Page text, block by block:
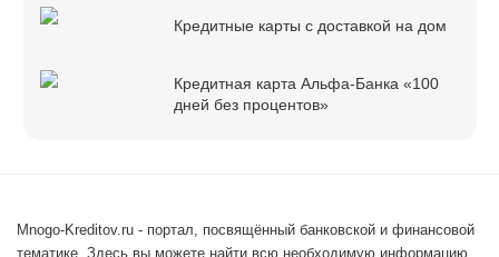
Кредитные карты с доставкой на дом
Кредитная карта Альфа-Банка «100
дней без процентов»
Mnogo-Kreditov.ru - портал, посвящённый банковской и финансовой
тематике. Здесь вы можете найти всю необходимую информацию